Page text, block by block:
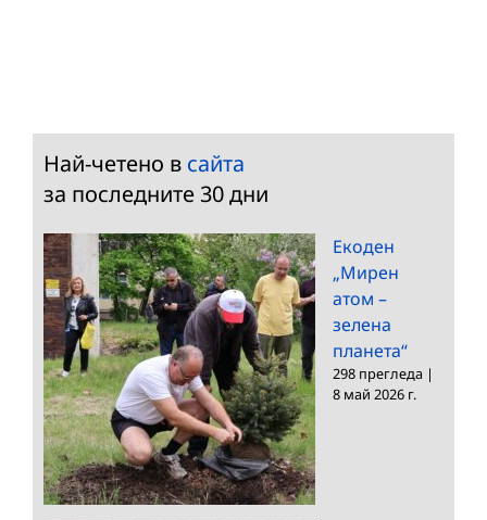
Най-четено в сайта
за последните 30 дни
Екоден
„Мирен
атом –
зелена
планета“
298 прегледа |
8 май 2026 г.